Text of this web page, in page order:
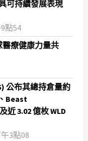
可持續發展表現
點54
醫療健康力量共
公布其總持倉量約
Beast
近 3.02 億枚 WLD
3點08